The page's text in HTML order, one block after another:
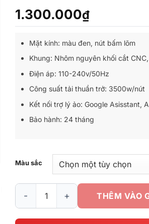
1.300.000₫
Mặt kính: màu đen, nút bấm lõm
Khung: Nhôm nguyên khối cắt
Điện áp: 110-240v/50Hz
Công suất tải thuần trở: 3500w/nút
Kết nối trợ lý ảo: Google Asisstant,
Bảo hành: 24 tháng
Màu sắc
Công tắc thông minh công suất cao
THÊM VÀO